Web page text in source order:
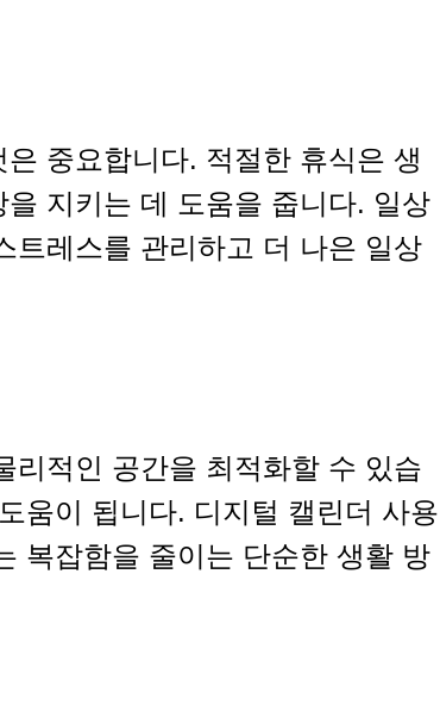
중요합니다. 적절한 휴식은 생
지키는 데 도움을 줍니다. 일상
트레스를 관리하고 더 나은 일상
리적인 공간을 최적화할 수 있습
움이 됩니다. 디지털 캘린더 사용
복잡함을 줄이는 단순한 생활 방